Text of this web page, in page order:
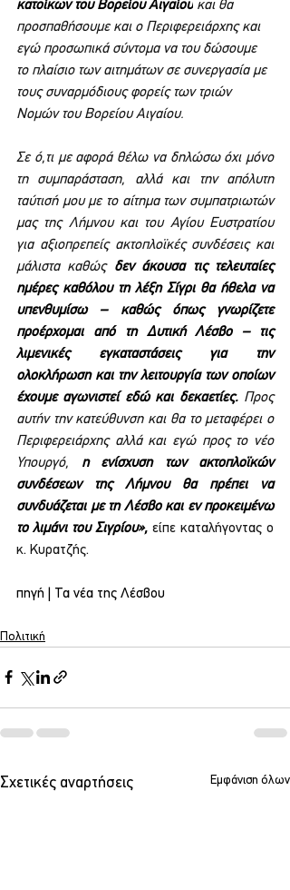
κατοίκων του Βορείου Αιγαίου και θα
προσπαθήσουμε και ο Περιφερειάρχης και
εγώ προσωπικά σύντομα να του δώσουμε
το πλαίσιο των αιτημάτων σε συνεργασία με
τους συναρμόδιους φορείς των τριών
Νομών του Βορείου Αιγαίου.
Σε ό,τι με αφορά θέλω να δηλώσω όχι μόνο
τη συμπαράσταση, αλλά και την απόλυτη
ταύτισή μου με το αίτημα των συμπατριωτών
μας της Λήμνου και του Αγίου Ευστρατίου
για αξιοπρεπείς ακτοπλοϊκές συνδέσεις και
μάλιστα καθώς δεν άκουσα τις τελευταίες
ημέρες καθόλου τη λέξη Σίγρι θα ήθελα να
υπενθυμίσω – καθώς όπως γνωρίζετε
προέρχομαι από τη Δυτική Λέσβο – τις
λιμενικές εγκαταστάσεις για την
ολοκλήρωση και την λειτουργία των οποίων
έχουμε αγωνιστεί εδώ και δεκαετίες. Προς
αυτήν την κατεύθυνση και θα το μεταφέρει ο
Περιφερειάρχης αλλά και εγώ προς το νέο
Υπουργό, η ενίσχυση των ακτοπλοϊκών
συνδέσεων της Λήμνου θα πρέπει να
συνδυάζεται με τη Λέσβο και εν προκειμένω
το λιμάνι του Σιγρίου», είπε καταλήγοντας ο
κ. Κυρατζής.
πηγή | Τα νέα της Λέσβου
Πολιτική
Σχετικές αναρτήσεις Εμφάνιση όλων